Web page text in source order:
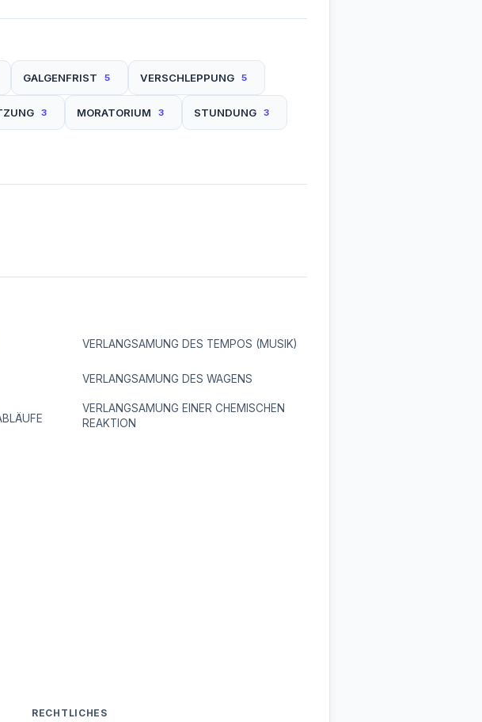
GALGENFRIST 5 VERSCHLEPPUNG 5
3 MORATORIUM 3 STUNDUNG 3
VERLANGSAMUNG DES TEMPOS (MUSIK)
VERLANGSAMUNG DES WAGENS
VERLANGSAMUNG EINER CHEMISCHEN
REAKTION
RECHTLICHES